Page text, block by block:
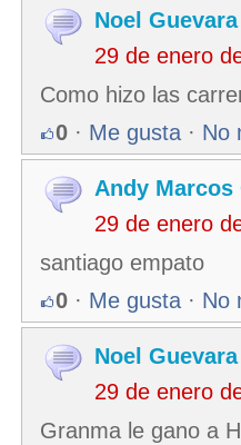
Noel
29 de enero
Como hizo las
0 · Me gusta · No
Andy Marcos
29 de enero
santiago empato
0 · Me gusta · No
Noel
29 de enero
Granma le gano a